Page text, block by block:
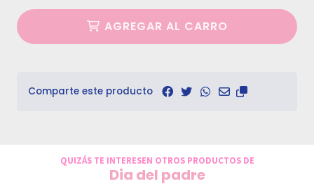
AGREGAR AL CARRO
Comparte este producto
QUIZÁS TE INTERESEN OTROS PRODUCTOS DE
Dia del padre